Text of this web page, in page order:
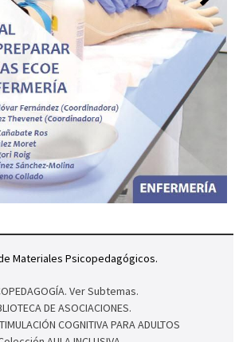
Materiales Psicopedagógicos.